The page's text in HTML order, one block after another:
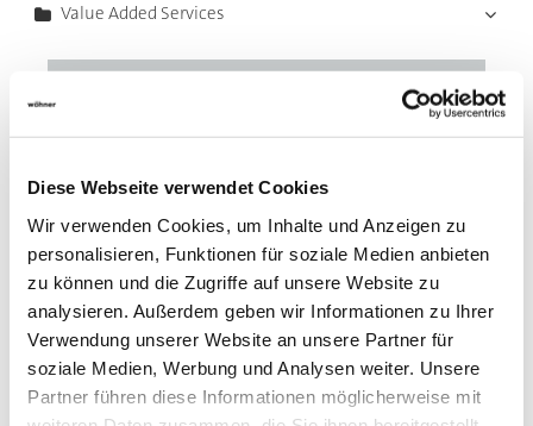
Diese Webseite verwendet Cookies
Wir verwenden Cookies, um Inhalte und Anzeigen zu
personalisieren, Funktionen für soziale Medien anbieten
zu können und die Zugriffe auf unsere Website zu
analysieren. Außerdem geben wir Informationen zu Ihrer
Verwendung unserer Website an unsere Partner für
soziale Medien, Werbung und Analysen weiter. Unsere
Partner führen diese Informationen möglicherweise mit
Value Added Services